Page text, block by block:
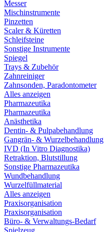
Messer
Mischinstrumente
Pinzetten
Scaler & Küretten
Schleifsteine
Sonstige Instrumente
Spiegel
Trays & Zubehör
Zahnreiniger
Zahnsonden, Paradontometer
Alles anzeigen
Pharmazeutika
Pharmazeutika
Anästhetika
Dentin- & Pulpabehandlung
Gangrän- & Wurzelbehandlung
IVD (In Vitro Diagnostika)
Retraktion, Blutstillung
Sonstige Pharmazeutika
Wundbehandlung
Wurzelfüllmaterial
Alles anzeigen
Praxisorganisation
Praxisorganisation
Büro- & Verwaltungs-Bedarf
Spielzeug